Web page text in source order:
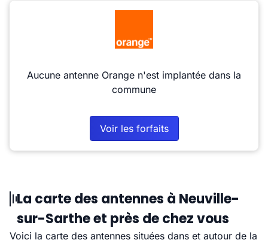
Aucune antenne Orange n'est implantée dans la
commune
Voir les forfaits
La carte des antennes à Neuville-
sur-Sarthe et près de chez vous
Voici la carte des antennes situées dans et autour de la